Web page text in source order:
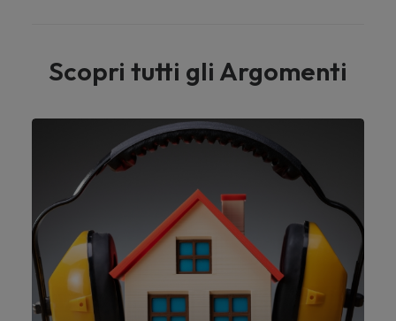
Scopri tutti gli Argomenti